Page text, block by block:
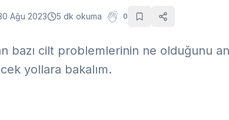
Ağu 2023 5 dk okuma 0
bazı cilt problemlerinin ne olduğunu
yollara bakalım.